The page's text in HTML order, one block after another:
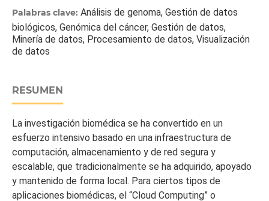
Palabras clave: Análisis de genoma, Gestión de datos
biológicos, Genómica del cáncer, Gestión de datos,
Minería de datos, Procesamiento de datos, Visualización
de datos
RESUMEN
La investigación biomédica se ha convertido en un
esfuerzo intensivo basado en una infraestructura de
computación, almacenamiento y de red segura y
escalable, que tradicionalmente se ha adquirido, apoyado
y mantenido de forma local. Para ciertos tipos de
aplicaciones biomédicas, el “Cloud Computing” o